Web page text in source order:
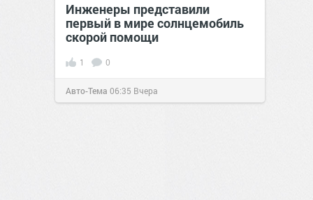
Инженеры представили
первый в мире солнцемобиль
скорой помощи
1 0
Авто-Тема 06:35 Вчера